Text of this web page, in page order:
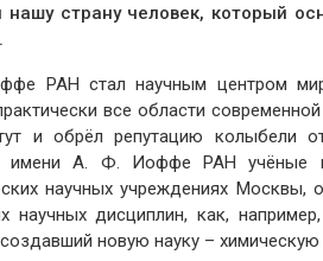
страну человек, который
РАН стал научным центром
все области
и обрёл репутацию колыбели
имени А. Ф. Иоффе РАН учёные
научных учреждениях Москвы,
дисциплин, как,
новую науку – химическую